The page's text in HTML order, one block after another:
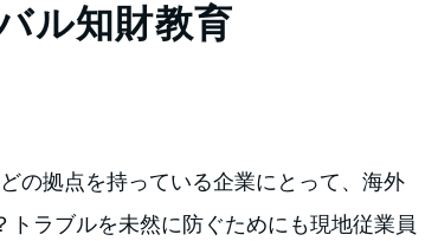
ル知財教育
の拠点を持っている企業にとって、海外
ラブルを未然に防ぐためにも現地従業員